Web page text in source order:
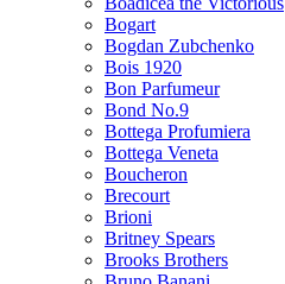
Bogart
Bogdan Zubchenko
Bois 1920
Bon Parfumeur
Bond No.9
Bottega Profumiera
Bottega Veneta
Boucheron
Brecourt
Brioni
Britney Spears
Brooks Brothers